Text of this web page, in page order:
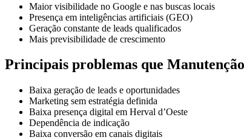
Maior visibilidade no Google e nas buscas locais
Presença em inteligências artificiais (GEO)
Geração constante de leads qualificados
Mais previsibilidade de crescimento
Principais problemas que
Baixa geração de leads e oportunidades
Marketing sem estratégia definida
Baixa presença digital em Herval d’Oeste
Dependência de indicação
Baixa conversão em canais digitais